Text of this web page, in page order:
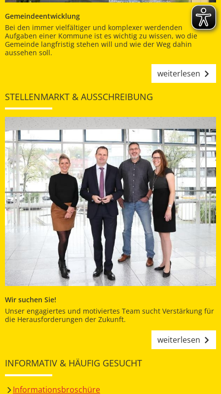
Gemeindeentwicklung
Bei den immer vielfältiger und komplexer werdenden
Aufgaben einer Kommune ist es wichtig zu wissen, wo die
Gemeinde langfristig stehen will und wie der Weg dahin
aussehen soll.
weiterlesen
STELLENMARKT & AUSSCHREIBUNG
Wir suchen Sie!
Unser engagiertes und motiviertes Team sucht Verstärkung für
die Herausforderungen der Zukunft.
weiterlesen
INFORMATIV & HÄUFIG GESUCHT
Informationsbroschüre